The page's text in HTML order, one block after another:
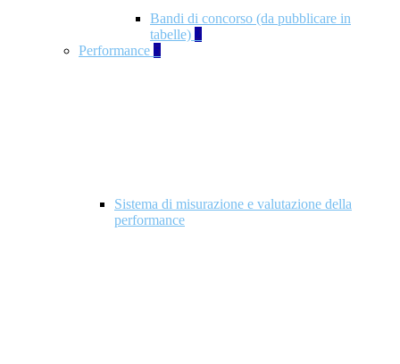
Bandi di concorso (da pubblicare in
tabelle) 2
Performance 5
Sistema di misurazione e valutazione della
performance